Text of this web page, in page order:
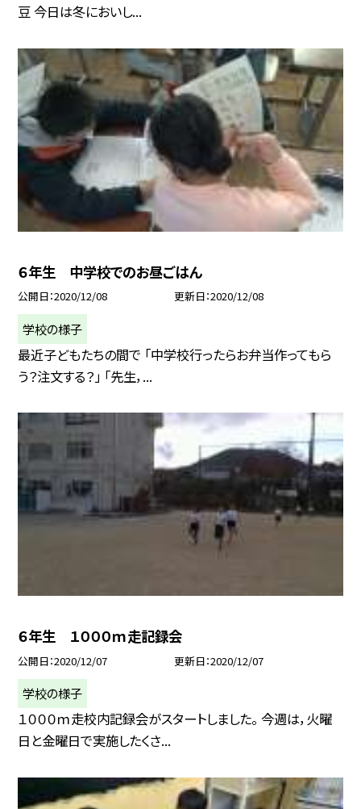
豆 今日は冬においし...
６年生 中学校でのお昼ごはん
公開日 2020/12/08 更新日 2020/12/08
学校の様子
最近子どもたちの間で 「中学校行ったらお弁当作ってもら
う？注文する？」 「先生，...
６年生 １０００ｍ走記録会
公開日 2020/12/07 更新日 2020/12/07
学校の様子
１０００ｍ走校内記録会がスタートしました。 今週は，火曜
日と金曜日で実施したくさ...